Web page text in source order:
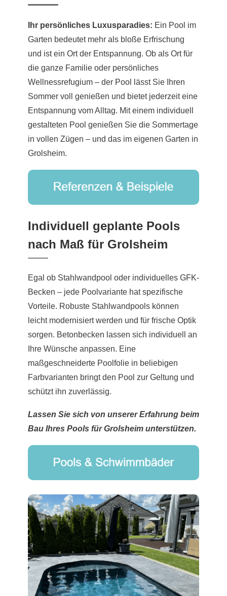
Ihr persönliches Luxusparadies: Ein Pool im
Garten bedeutet mehr als bloße Erfrischung
und ist ein Ort der Entspannung. Ob als Ort für
die ganze Familie oder persönliches
Wellnessrefugium – der Pool lässt Sie Ihren
Sommer voll genießen und bietet jederzeit eine
Entspannung vom Alltag. Mit einem individuell
gestalteten Pool genießen Sie die Sommertage
in vollen Zügen – und das im eigenen Garten in
Grolsheim.
Individuell geplante Pools
nach Maß für Grolsheim
Egal ob Stahlwandpool oder individuelles GFK-
Becken – jede Poolvariante hat spezifische
Vorteile. Robuste Stahlwandpools können
leicht modernisiert werden und für frische Optik
sorgen. Betonbecken lassen sich individuell an
Ihre Wünsche anpassen. Eine
maßgeschneiderte Poolfolie in beliebigen
Farbvarianten bringt den Pool zur Geltung und
schützt ihn zuverlässig.
Lassen Sie sich von unserer Erfahrung beim
Bau Ihres Pools für Grolsheim unterstützen.